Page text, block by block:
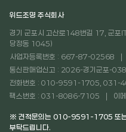
위드조명 주식회사
경기 군포시 고산로148번길 17, 군포
당정동 1045)
사업자등록번호 : 667-87-02568
통신판매업신고 : 2026-경기군포-
전화번호 : 010-9591-1705, 031-
팩스번호 : 031-8086-7105
이
※ 견적문의는 010-9591-1705 또는
부탁드립니다.